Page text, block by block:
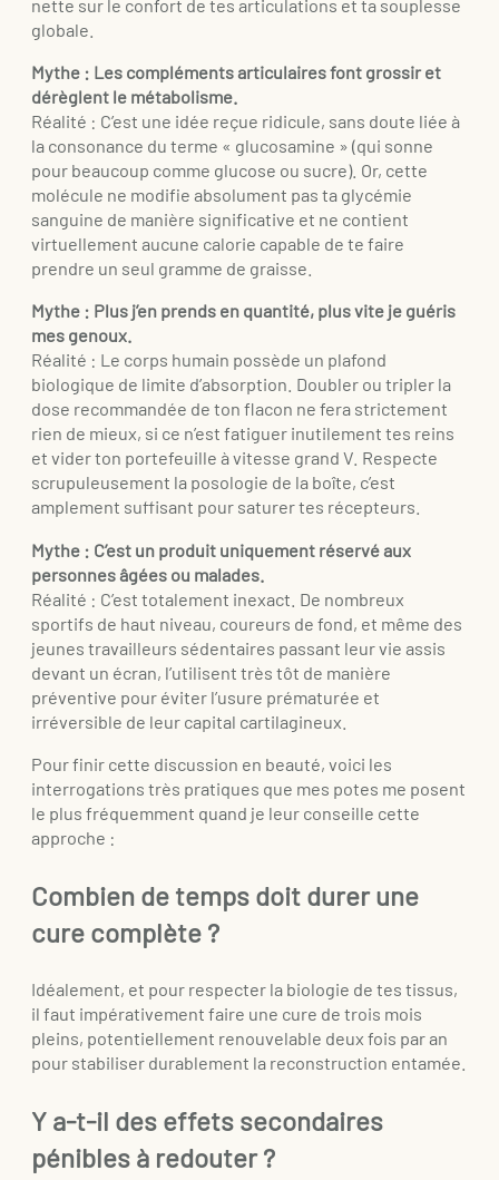
nette sur le confort de tes articulations et ta souplesse
globale.
Mythe : Les compléments articulaires font grossir et
dérèglent le métabolisme.
Réalité : C’est une idée reçue ridicule, sans doute liée à
la consonance du terme « glucosamine » (qui sonne
pour beaucoup comme glucose ou sucre). Or, cette
molécule ne modifie absolument pas ta glycémie
sanguine de manière significative et ne contient
virtuellement aucune calorie capable de te faire
prendre un seul gramme de graisse.
Mythe : Plus j’en prends en quantité, plus vite je guéris
mes genoux.
Réalité : Le corps humain possède un plafond
biologique de limite d’absorption. Doubler ou tripler la
dose recommandée de ton flacon ne fera strictement
rien de mieux, si ce n’est fatiguer inutilement tes reins
et vider ton portefeuille à vitesse grand V. Respecte
scrupuleusement la posologie de la boîte, c’est
amplement suffisant pour saturer tes récepteurs.
Mythe : C’est un produit uniquement réservé aux
personnes âgées ou malades.
Réalité : C’est totalement inexact. De nombreux
sportifs de haut niveau, coureurs de fond, et même des
jeunes travailleurs sédentaires passant leur vie assis
devant un écran, l’utilisent très tôt de manière
préventive pour éviter l’usure prématurée et
irréversible de leur capital cartilagineux.
Pour finir cette discussion en beauté, voici les
interrogations très pratiques que mes potes me posent
le plus fréquemment quand je leur conseille cette
approche :
Combien de temps doit durer une
cure complète ?
Idéalement, et pour respecter la biologie de tes tissus,
il faut impérativement faire une cure de trois mois
pleins, potentiellement renouvelable deux fois par an
pour stabiliser durablement la reconstruction entamée.
Y a-t-il des effets secondaires
pénibles à redouter ?